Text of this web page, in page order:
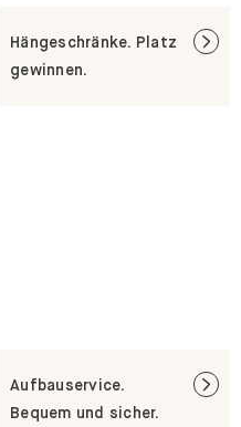
Hängeschränke. Platz
gewinnen.
Aufbauservice.
Bequem und sicher.